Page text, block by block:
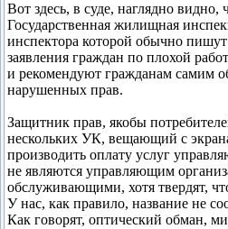
Вот здесь, в суде, наглядно
Государственная жилищная
инспектора которой обычно
заявления граждан по плохой
и рекомендуют гражданам самим
нарушенных прав.
Защитник прав, якобы
нескольких УК, вещающий с
производить оплату услуг
не являются управляющим
обслуживающими, хотя твердят,
У нас, как правило, название не
Как говорят, оптический обман,